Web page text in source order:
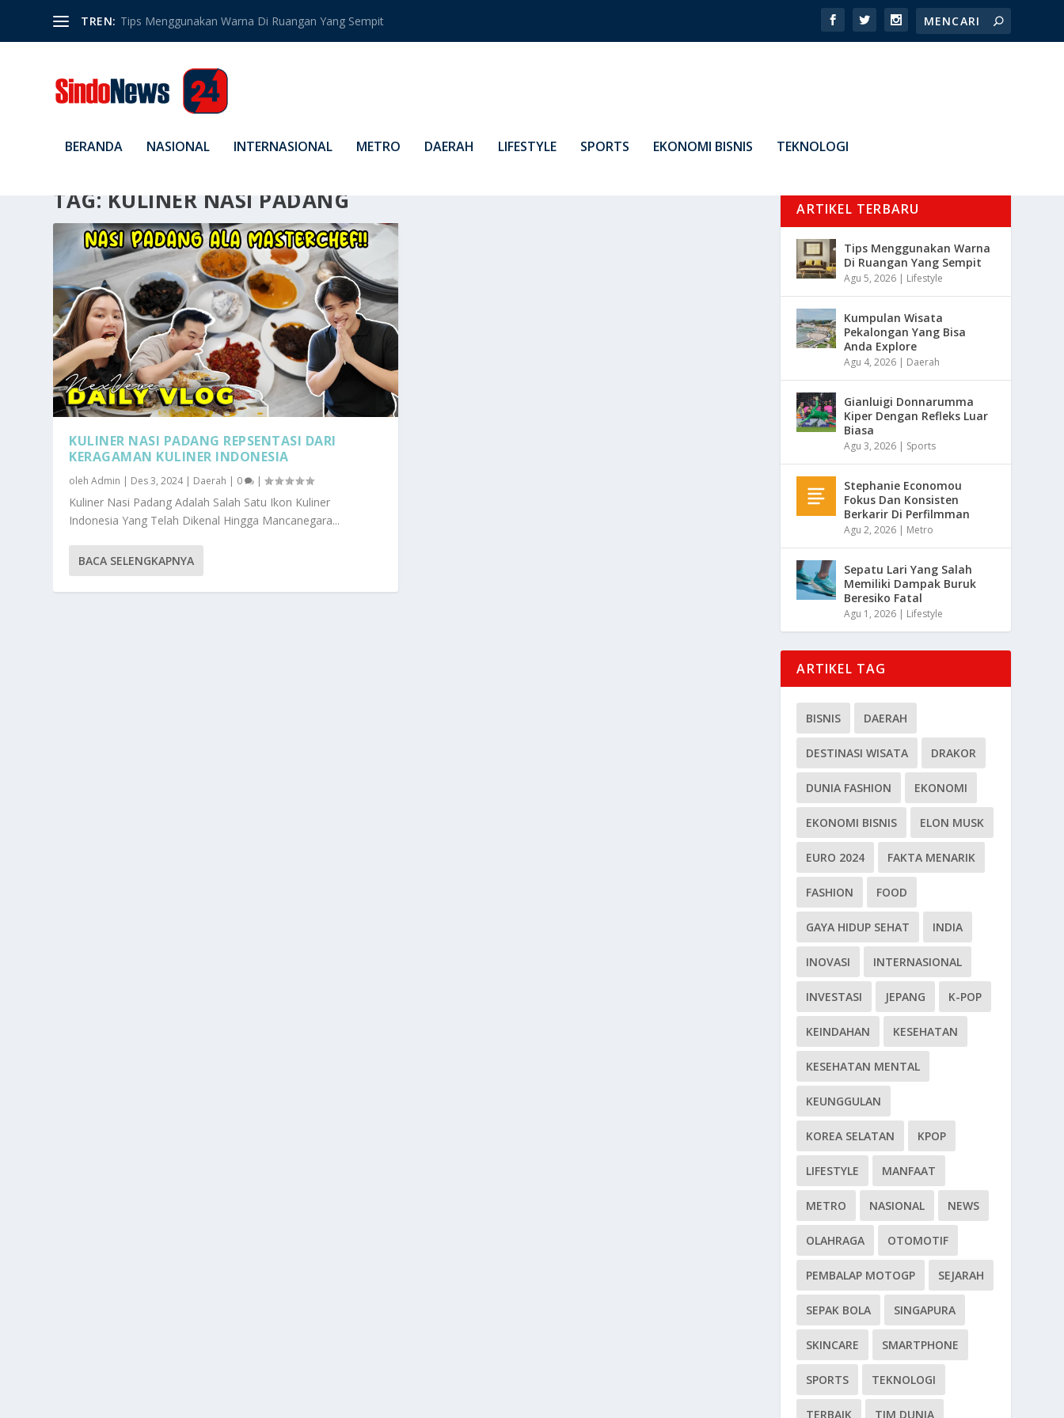
TREN: Tips Menggunakan Warna Di Ruangan Yang Sempit
BERANDA NASIONAL INTERNASIONAL METRO DAERAH LIFESTYLE SPORTS EKONOMI BISNIS TEKNOLOGI
TAG: KULINER NASI PADANG
KULINER NASI PADANG REPSENTASI DARI
KERAGAMAN KULINER INDONESIA
olehAdmin | Des 3, 2024| Daerah | 0 |
Kuliner Nasi Padang Adalah Salah Satu Ikon Kuliner
Indonesia Yang Telah Dikenal Hingga Mancanegara...
BACA SELENGKAPNYA
ARTIKEL TERBARU
Tips Menggunakan Warna
Di Ruangan Yang Sempit
Agu 5, 2026 | Lifestyle
Kumpulan Wisata
Pekalongan Yang Bisa
Anda Explore
Agu 4, 2026 | Daerah
Gianluigi Donnarumma
Kiper Dengan Refleks Luar
Biasa
Agu 3, 2026 | Sports
Stephanie Economou
Fokus Dan Konsisten
Berkarir Di Perfilmman
Agu 2, 2026 | Metro
Sepatu Lari Yang Salah
Memiliki Dampak Buruk
Beresiko Fatal
Agu 1, 2026 | Lifestyle
ARTIKEL TAG
BISNIS DAERAH
DESTINASI WISATA DRAKOR
DUNIA FASHION EKONOMI
EKONOMI BISNIS ELON MUSK
EURO 2024 FAKTA MENARIK
FASHION FOOD
GAYA HIDUP SEHAT INDIA
INOVASI INTERNASIONAL
INVESTASI JEPANG K-POP
KEINDAHAN KESEHATAN
KESEHATAN MENTAL
KEUNGGULAN
KOREA SELATAN KPOP
LIFESTYLE MANFAAT
METRO NASIONAL NEWS
OLAHRAGA OTOMOTIF
PEMBALAP MOTOGP SEJARAH
SEPAK BOLA SINGAPURA
SKINCARE SMARTPHONE
SPORTS TEKNOLOGI
TERBAIK TIM DUNIA